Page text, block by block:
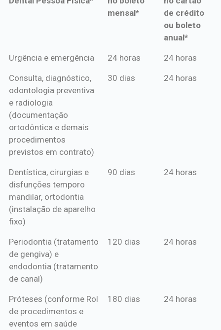
mensal*
de crédito
ou boleto
anual*
*Procedimentos Amil
*Pagamento
mensal*
*Pagamento
de crédito
Urgência e emergência 24 horas 24 horas
Consulta, diagnóstico,
odontologia preventiva
e radiologia
(documentação
ortodôntica e demais
procedimentos
previstos em contrato)
30 dias 24 horas
Dentística, cirurgias e
disfunções temporo
mandilar, ortodontia
(instalação de aparelho
fixo)
90 dias 24 horas
Periodontia (tratamento
de gengiva) e
endodontia (tratamento
de canal)
120 dias 24 horas
Próteses (conforme Rol
de procedimentos e
eventos em saúde
180 dias 24 horas